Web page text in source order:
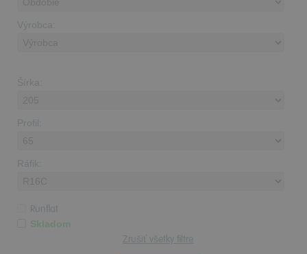
Výrobca:
Šírka:
Profil:
Ráfik:
Runflat
Skladom
Zrušiť všetky filtre